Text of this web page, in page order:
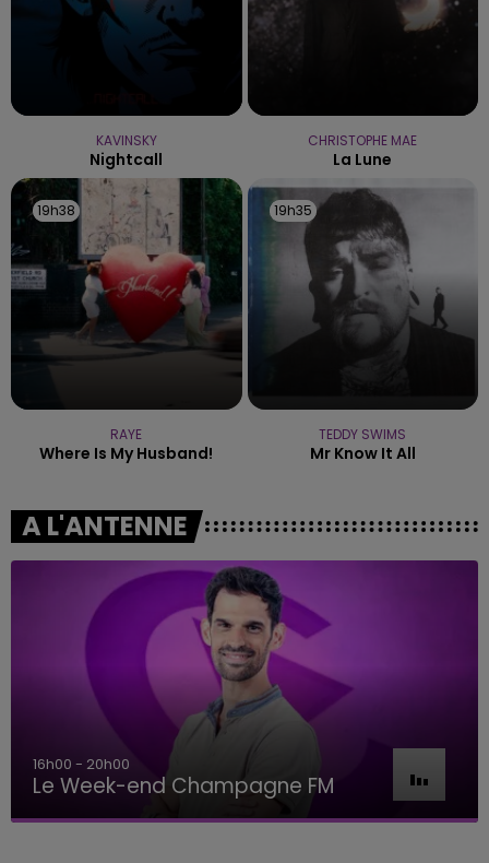
KAVINSKY
Nightcall
CHRISTOPHE MAE
La Lune
19h38
19h38
RAYE
Where Is My Husband!
19h35
19h35
TEDDY SWIMS
Mr Know It All
A L'ANTENNE
16h00 - 20h00
Le Week-end Champagne FM